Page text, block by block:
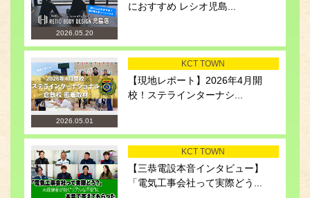
2026.05.20
におすすめ レシオ児島...
2026.05.01
KCT TOWN
【現地レポート】2026年4月開
校！ステラインターナシ...
KCT TOWN
【三恭電設本音インタビュー】
「電気工事会社って実際どう...